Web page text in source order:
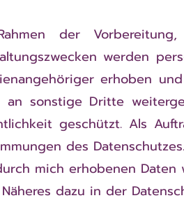
der
werden
erhoben
an sonstige Dritte
geschützt. Als
des Datenschutzes.
mich erhobenen
Näheres dazu in der